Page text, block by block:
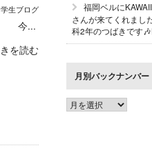
学生ブログ
今...
を読む
福岡ベルに
さんが来てくれまし
科2年のつばきです
月別バックナンバー
月
別